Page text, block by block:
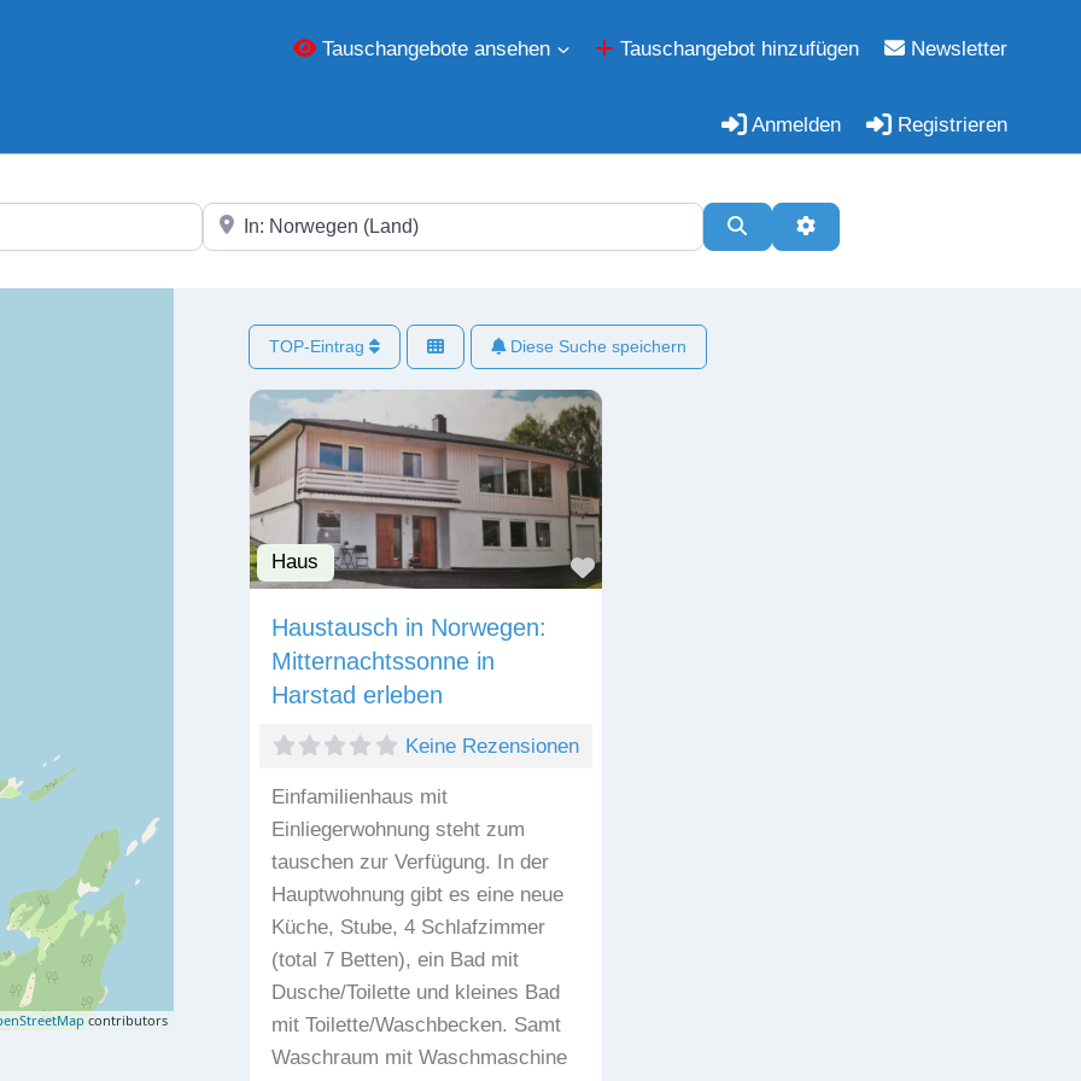
Tauschangebote ansehen Tauschangebot hinzufügen Newsletter
Anmelden Registrieren
In der Nähe SuchenErweiterte Filter
contributors
TOP-Eintrag Diese Suche speichern
Haus Favorit
Haustausch in Norwegen:
Mitternachtssonne in
Harstad erleben
Keine Rezensionen
Einfamilienhaus mit
Einliegerwohnung steht zum
tauschen zur Verfügung. In der
Hauptwohnung gibt es eine neue
Küche, Stube, 4 Schlafzimmer
(total 7 Betten), ein Bad mit
Dusche/Toilette und kleines Bad
mit Toilette/Waschbecken. Samt
Waschraum mit Waschmaschine